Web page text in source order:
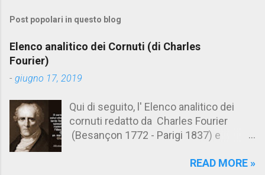
m
e
n
t
Post popolari in questo blog
Elenco analitico dei Cornuti (di Charles
Fourier)
- giugno 17, 2019
Qui di seguito, l' Elenco analitico dei
cornuti redatto da Charles Fourier
(Besançon 1772 - Parigi 1837) e
Aforismario trovi anche una raccolta di
READ MORE »